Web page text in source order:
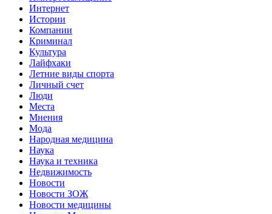
Интернет
Истории
Компании
Криминал
Культура
Лайфхаки
Летние виды спорта
Личный счет
Люди
Места
Мнения
Мода
Народная медицина
Наука
Наука и техника
Недвижимость
Новости
Новости ЗОЖ
Новости медицины